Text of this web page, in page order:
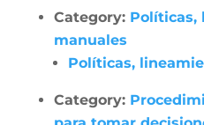
Category: Políticas,
manuales
Políticas,
Category: